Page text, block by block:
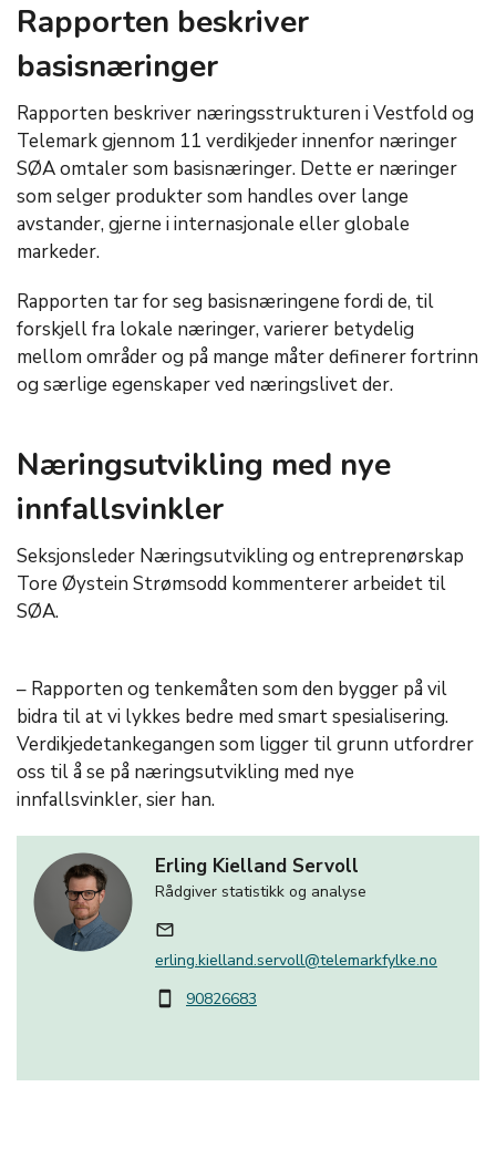
Rapporten beskriver
basisnæringer
Rapporten beskriver næringsstrukturen i Vestfold og
Telemark gjennom 11 verdikjeder innenfor næringer
SØA omtaler som basisnæringer. Dette er næringer
som selger produkter som handles over lange
avstander, gjerne i internasjonale eller globale
markeder.
Rapporten tar for seg basisnæringene fordi de, til
forskjell fra lokale næringer, varierer betydelig
mellom områder og på mange måter definerer fortrinn
og særlige egenskaper ved næringslivet der.
Næringsutvikling med nye
innfallsvinkler
Seksjonsleder Næringsutvikling og entreprenørskap
Tore Øystein Strømsodd kommenterer arbeidet til
SØA.
– Rapporten og tenkemåten som den bygger på vil
bidra til at vi lykkes bedre med smart spesialisering.
Verdikjedetankegangen som ligger til grunn utfordrer
oss til å se på næringsutvikling med nye
innfallsvinkler, sier han.
Erling Kielland Servoll
Rådgiver statistikk og analyse
mail_outline
erling.kielland.servoll@telemarkfylke.no
smartphone 90826683